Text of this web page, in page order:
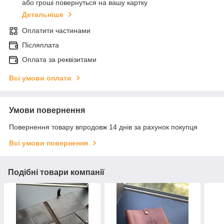
або гроші повернуться на вашу картку
Детальніше
Оплатити частинами
Післяплата
Оплата за реквізитами
Всі умови оплати
Умови повернення
Повернення товару впродовж 14 днів за рахунок покупця
Всі умови повернення
Подібні товари компанії